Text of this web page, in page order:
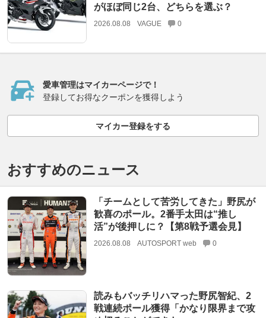
がほぼ同じ2台、どちらを選ぶ？
2026.08.08 VAGUE 0
愛車管理はマイカーページで！
登録してお得なクーポンを獲得しよう
マイカー登録をする
おすすめのニュース
「チームとして苦労してきた」野尻が
歓喜のポール。2番手太田は“推し
活”が後押しに？【第8戦予選会見】
2026.08.08 AUTOSPORT web 0
読みもバッチリハマった野尻智紀、2
戦連続ポール獲得「かなり限界まで攻